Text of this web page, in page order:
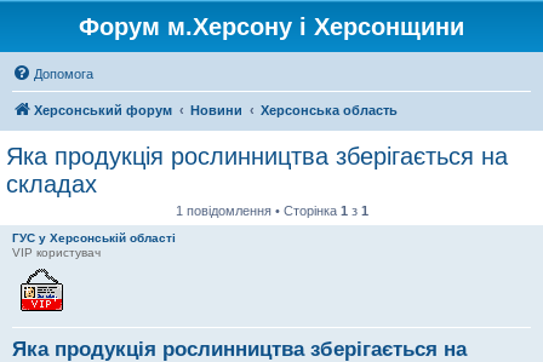
Форум м.Херсону і Херсонщини
Допомога
Херсонський форум Новини Херсонська область
Яка продукція рослинництва зберігається на
складах
1 повідомлення • Сторінка 1 з 1
ГУС у Херсонській області
VIP користувач
Яка продукція рослинництва зберігається на